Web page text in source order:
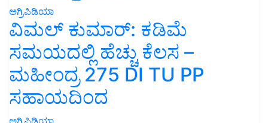
ಅಗ್ರಿಪಿಡಿಯಾ
ವಿಮಲ್ ಕುಮಾರ್: ಕಡಿಮೆ
ಸಮಯದಲ್ಲಿ ಹೆಚ್ಚು ಕೆಲಸ –
ಮಹೀಂದ್ರ 275 DI TU PP
ಸಹಾಯದಿಂದ
ಅಗ್ರಿಪಿಡಿಯಾ